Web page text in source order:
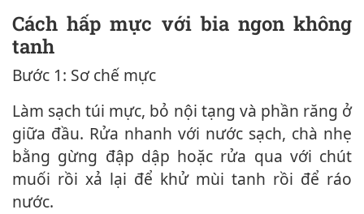
Cách hấp mực với bia ngon không
tanh
Bước 1: Sơ chế mực
Làm sạch túi mực, bỏ nộ‌i tạn‌g và phần răng ở
giữa đầu. Rửa nhanh với nước sạch, chà nhẹ
bằng gừng đập dập hoặc rửa qua với chút
muối rồi xả lại để khử mùi tanh rồi để ráo
nước.